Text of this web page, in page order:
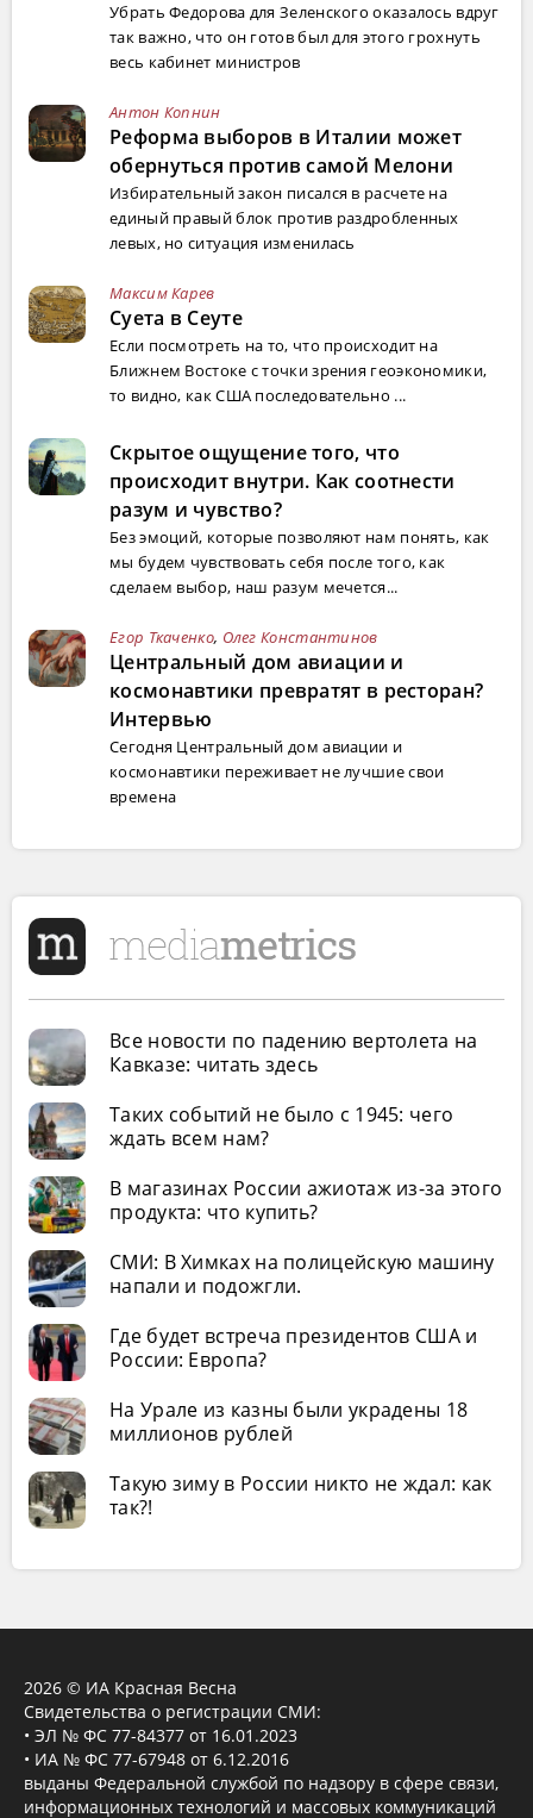
Убрать Федорова для Зеленского оказалось вдруг
так важно, что он готов был для этого грохнуть
весь кабинет министров
Антон Копнин
Реформа выборов в Италии может
обернуться против самой Мелони
Избирательный закон писался в расчете на
единый правый блок против раздробленных
левых, но ситуация изменилась
Максим Карев
Суета в Сеуте
Если посмотреть на то, что происходит на
Ближнем Востоке с точки зрения геоэкономики,
то видно, как США последовательно ...
Скрытое ощущение того, что
происходит внутри. Как соотнести
разум и чувство?
Без эмоций, которые позволяют нам понять, как
мы будем чувствовать себя после того, как
сделаем выбор, наш разум мечется...
Егор Ткаченко, Олег Константинов
Центральный дом авиации и
космонавтики превратят в ресторан?
Интервью
Сегодня Центральный дом авиации и
космонавтики переживает не лучшие свои
времена
Все новости по падению вертолета на
Кавказе: читать здесь
Таких событий не было с 1945: чего
ждать всем нам?
В магазинах России ажиотаж из-за этого
продукта: что купить?
СМИ: В Химках на полицейскую машину
напали и подожгли.
Где будет встреча президентов США и
России: Европа?
На Урале из казны были украдены 18
миллионов рублей
Такую зиму в России никто не ждал: как
так?!
2026 © ИА Красная Весна
Свидетельства о регистрации СМИ:
• ЭЛ № ФС 77-84377 от 16.01.2023
• ИА № ФС 77-67948 от 6.12.2016
выданы Федеральной службой по надзору в сфере связи,
информационных технологий и массовых коммуникаций